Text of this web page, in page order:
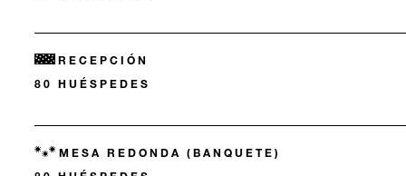
RECEPCIÓN
80 HUÉSPEDES
MESA REDONDA (BANQUETE)